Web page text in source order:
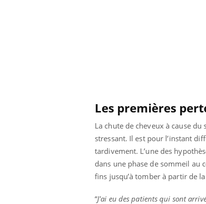
Les premières
La chute de cheveux à cause
stressant. Il est pour l’instant
tardivement. L’une des
dans une phase de sommeil au
fins jusqu’à tomber à partir de
“J'ai eu des patients qui sont